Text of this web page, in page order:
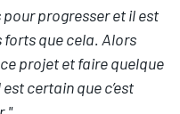
progresser et il est
que cela. Alors
projet et faire quelque
certain que c’est